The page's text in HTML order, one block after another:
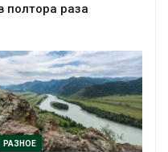
полтора раза
РАЗНОЕ